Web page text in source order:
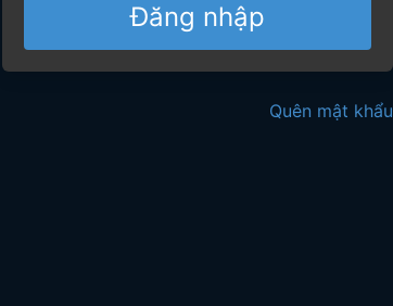
Đăng nhập
Quên mật khẩu